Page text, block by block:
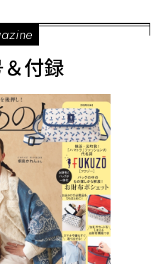
付録